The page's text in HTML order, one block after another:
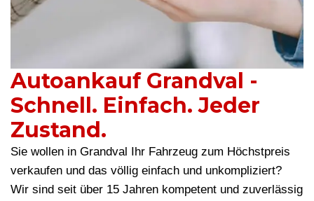
Autoankauf Grandval -
Schnell. Einfach. Jeder
Zustand.
Sie wollen in Grandval Ihr Fahrzeug zum Höchstpreis
verkaufen und das völlig einfach und unkompliziert?
Wir sind seit über 15 Jahren kompetent und zuverlässig